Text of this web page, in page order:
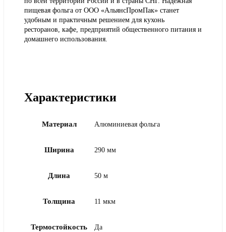
пищевая фольга от ООО «АльянсПромПак» станет
удобным и практичным решением для кухонь
ресторанов, кафе, предприятий общественного питания и
домашнего использования.
Характеристики
Материал Алюминиевая фольга
Ширина 290 мм
Длина 50 м
Толщина 11 мкм
Термостойкость Да